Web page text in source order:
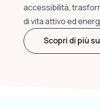
accessibilità,
di vita attivo ed
Scopri di più